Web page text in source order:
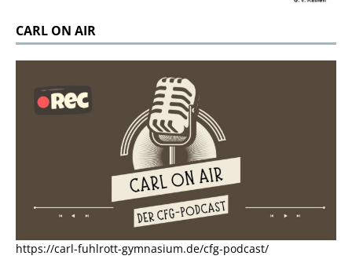
CARL ON AIR
https://carl-fuhlrott-gymnasium.de/cfg-podcast/